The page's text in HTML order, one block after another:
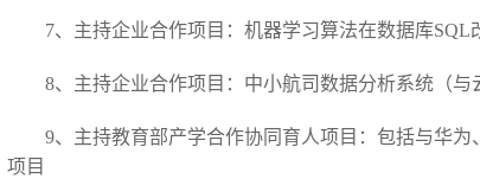
7、主持企业合作项目：机器学习算法在数据库SQL
8、主持企业合作项目：中小航司数据分析系统（与
9、主持教育部产学合作协同育人项目：包括与华
项目